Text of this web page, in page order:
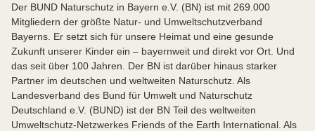
Der BUND Naturschutz in Bayern e.V. (BN) ist mit 269.000
Mitgliedern der größte Natur- und Umweltschutzverband
Bayerns. Er setzt sich für unsere Heimat und eine gesunde
Zukunft unserer Kinder ein – bayernweit und direkt vor Ort. Und
das seit über 100 Jahren. Der BN ist darüber hinaus starker
Partner im deutschen und weltweiten Naturschutz. Als
Landesverband des Bund für Umwelt und Naturschutz
Deutschland e.V. (BUND) ist der BN Teil des weltweiten
Umweltschutz-Netzwerkes Friends of the Earth International. Als